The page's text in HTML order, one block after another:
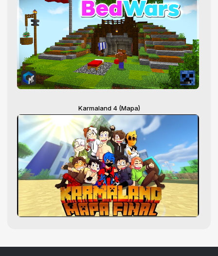
Karmaland 4 (Mapa)